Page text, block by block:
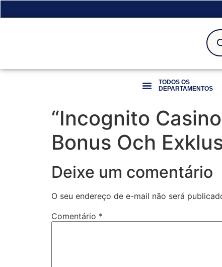
TODOS OS
DEPARTAMENTOS
“Incognito
Bonus Och
Deixe um comentário
O seu endereço de e-mail não será
Comentário *